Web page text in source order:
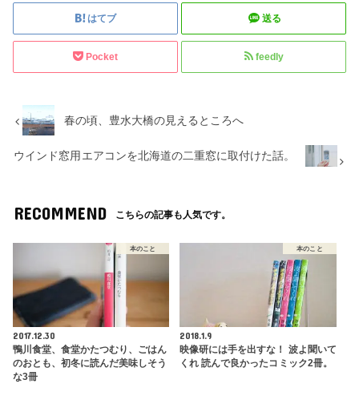
はてブ 送る
Pocket feedly
春の頃、豊水大橋の見えるところへ
ウインド窓用エアコンを北海道の二重窓に取付けた話。
RECOMMEND こちらの記事も人気です。
本のこと
2017.12.30
鴨川食堂、食堂かたつむり、ごはん
のおとも、初冬に読んだ美味しそう
な3冊
本のこと
2018.1.9
映像研には手を出すな！ 波よ聞いて
くれ 読んで良かったコミック2冊。